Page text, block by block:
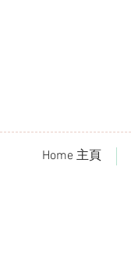
Home 主頁